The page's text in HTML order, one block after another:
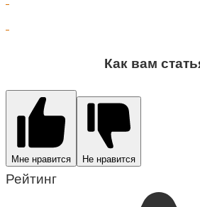
Как вам
Мне нравится Не нравится
Рейтинг